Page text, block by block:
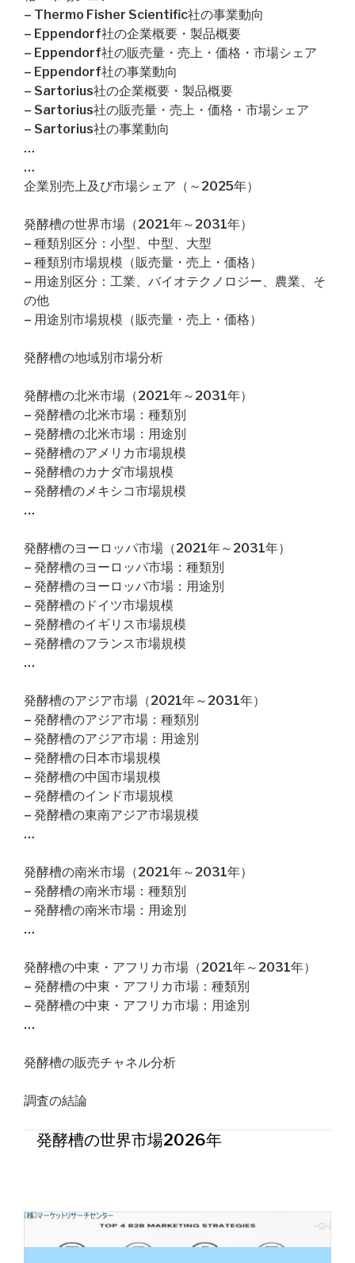
– Thermo Fisher Scientific社の事業動向
– Eppendorf社の企業概要・製品概要
– Eppendorf社の販売量・売上・価格・市場シェア
– Eppendorf社の事業動向
– Sartorius社の企業概要・製品概要
– Sartorius社の販売量・売上・価格・市場シェア
– Sartorius社の事業動向
…
…
企業別売上及び市場シェア（～2025年）
発酵槽の世界市場（2021年～2031年）
– 種類別区分：小型、中型、大型
– 種類別市場規模（販売量・売上・価格）
– 用途別区分：工業、バイオテクノロジー、農業、そ
の他
– 用途別市場規模（販売量・売上・価格）
発酵槽の地域別市場分析
発酵槽の北米市場（2021年～2031年）
– 発酵槽の北米市場：種類別
– 発酵槽の北米市場：用途別
– 発酵槽のアメリカ市場規模
– 発酵槽のカナダ市場規模
– 発酵槽のメキシコ市場規模
…
発酵槽のヨーロッパ市場（2021年～2031年）
– 発酵槽のヨーロッパ市場：種類別
– 発酵槽のヨーロッパ市場：用途別
– 発酵槽のドイツ市場規模
– 発酵槽のイギリス市場規模
– 発酵槽のフランス市場規模
…
発酵槽のアジア市場（2021年～2031年）
– 発酵槽のアジア市場：種類別
– 発酵槽のアジア市場：用途別
– 発酵槽の日本市場規模
– 発酵槽の中国市場規模
– 発酵槽のインド市場規模
– 発酵槽の東南アジア市場規模
…
発酵槽の南米市場（2021年～2031年）
– 発酵槽の南米市場：種類別
– 発酵槽の南米市場：用途別
…
発酵槽の中東・アフリカ市場（2021年～2031年）
– 発酵槽の中東・アフリカ市場：種類別
– 発酵槽の中東・アフリカ市場：用途別
…
発酵槽の販売チャネル分析
調査の結論
発酵槽の世界市場2026年